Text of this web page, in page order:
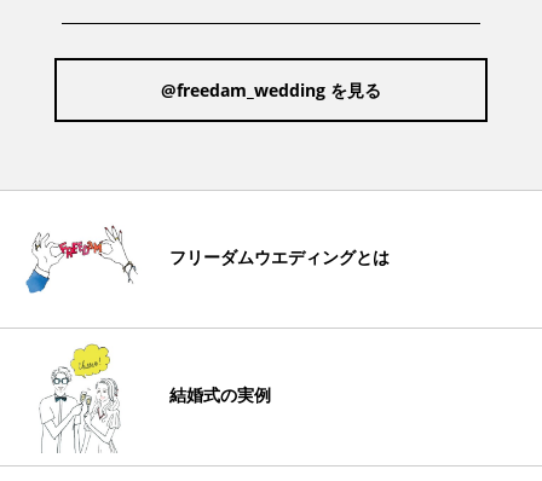
@freedam_wedding を見る
フリーダムウエディングとは
結婚式の実例